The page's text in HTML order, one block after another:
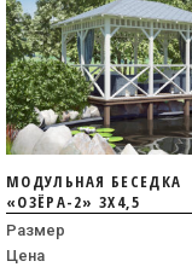
МОДУЛЬНАЯ БЕСЕДКА
«ОЗЁРА-2» 3Х4,5
Размер
Цена